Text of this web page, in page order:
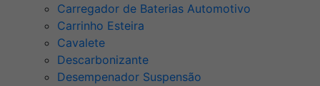
Carregador de Baterias Automotivo
Carrinho Esteira
Cavalete
Descarbonizante
Desempenador Suspensão